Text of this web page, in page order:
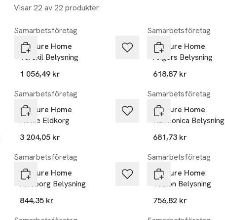
Visar 22 av 22 produkter
Samarbetsföretag
Venture Home
Varekil Belysning
1 056,49 kr
Samarbetsföretag
Venture Home
Angers Belysning
618,87 kr
Samarbetsföretag
Venture Home
Hottie Eldkorg
3 204,05 kr
Samarbetsföretag
Venture Home
Harmonica Belysning
681,73 kr
Samarbetsföretag
Venture Home
Älvsborg Belysning
844,35 kr
Samarbetsföretag
Venture Home
Toulon Belysning
756,82 kr